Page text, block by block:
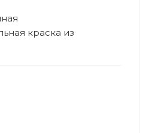
краска из
для защиты